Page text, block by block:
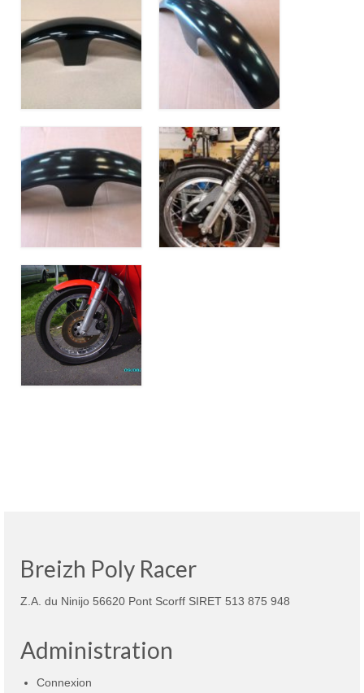
Breizh Poly Racer
Z.A. du Ninijo 56620 Pont Scorff SIRET 513 875 948
Administration
Connexion